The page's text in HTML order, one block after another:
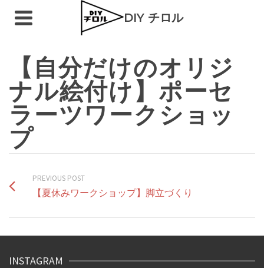
DIY チロル
【自分だけのオリジ
ナル絵付け】ポーセ
ラーツワークショッ
プ
PREVIOUS POST
【夏休みワークショップ】脚立づくり
INSTAGRAM